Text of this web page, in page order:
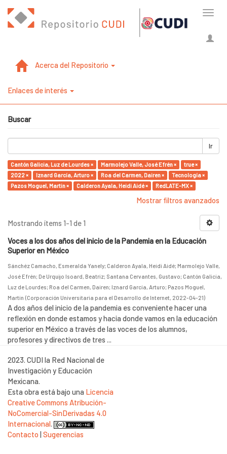
Acerca del Repositorio
Enlaces de interés
Buscar
Ir
Cantón Galicia, Luz de Lourdes × Marmolejo Valle, José Efrén ×
true ×
2022 ×
Iznard García, Arturo × Roa del Carmen, Dairen ×
Tecnología ×
Pazos Moguel, Martin ×
Calderon Ayala, Heidi Aidé × RedLATE-MX ×
Mostrar filtros avanzados
Mostrando ítems 1-1 de 1
Voces a los dos años del inicio de la Pandemia en la Educación
Superior en México
Sánchéz Camacho, Esmeralda Yanely; Calderon Ayala, Heidi Aidé; Marmolejo Valle,
José Efrén; De Urquijo Isoard, Beatriz; Santana Cervantes, Gustavo; Cantón Galicia,
Luz de Lourdes; Roa del Carmen, Dairen; Iznard García, Arturo; Pazos Moguel,
Martin (Corporación Universitaria para el Desarrollo de Internet, 2022-04-21)
A dos años del inicio de la pandemia es conveniente hacer una
reflexión en donde estamos y hacia donde vamos en la educación
superior en México a través de las voces de los alumnos,
profesores y directivos de tres ...
2023. CUDI la Red Nacional de
Investigación y Educación
Mexicana.
Esta obra está bajo una Licencia
Creative Commons Atribución-
NoComercial-SinDerivadas 4.0
Internacional.
Contacto |Sugerencias